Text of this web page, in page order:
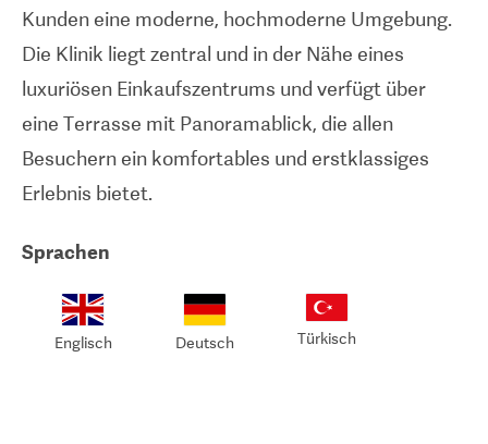
Kunden eine moderne, hochmoderne Umgebung.
Die Klinik liegt zentral und in der Nähe eines
luxuriösen Einkaufszentrums und verfügt über
eine Terrasse mit Panoramablick, die allen
Besuchern ein komfortables und erstklassiges
Erlebnis bietet.
Sprachen
Englisch Deutsch Türkisch